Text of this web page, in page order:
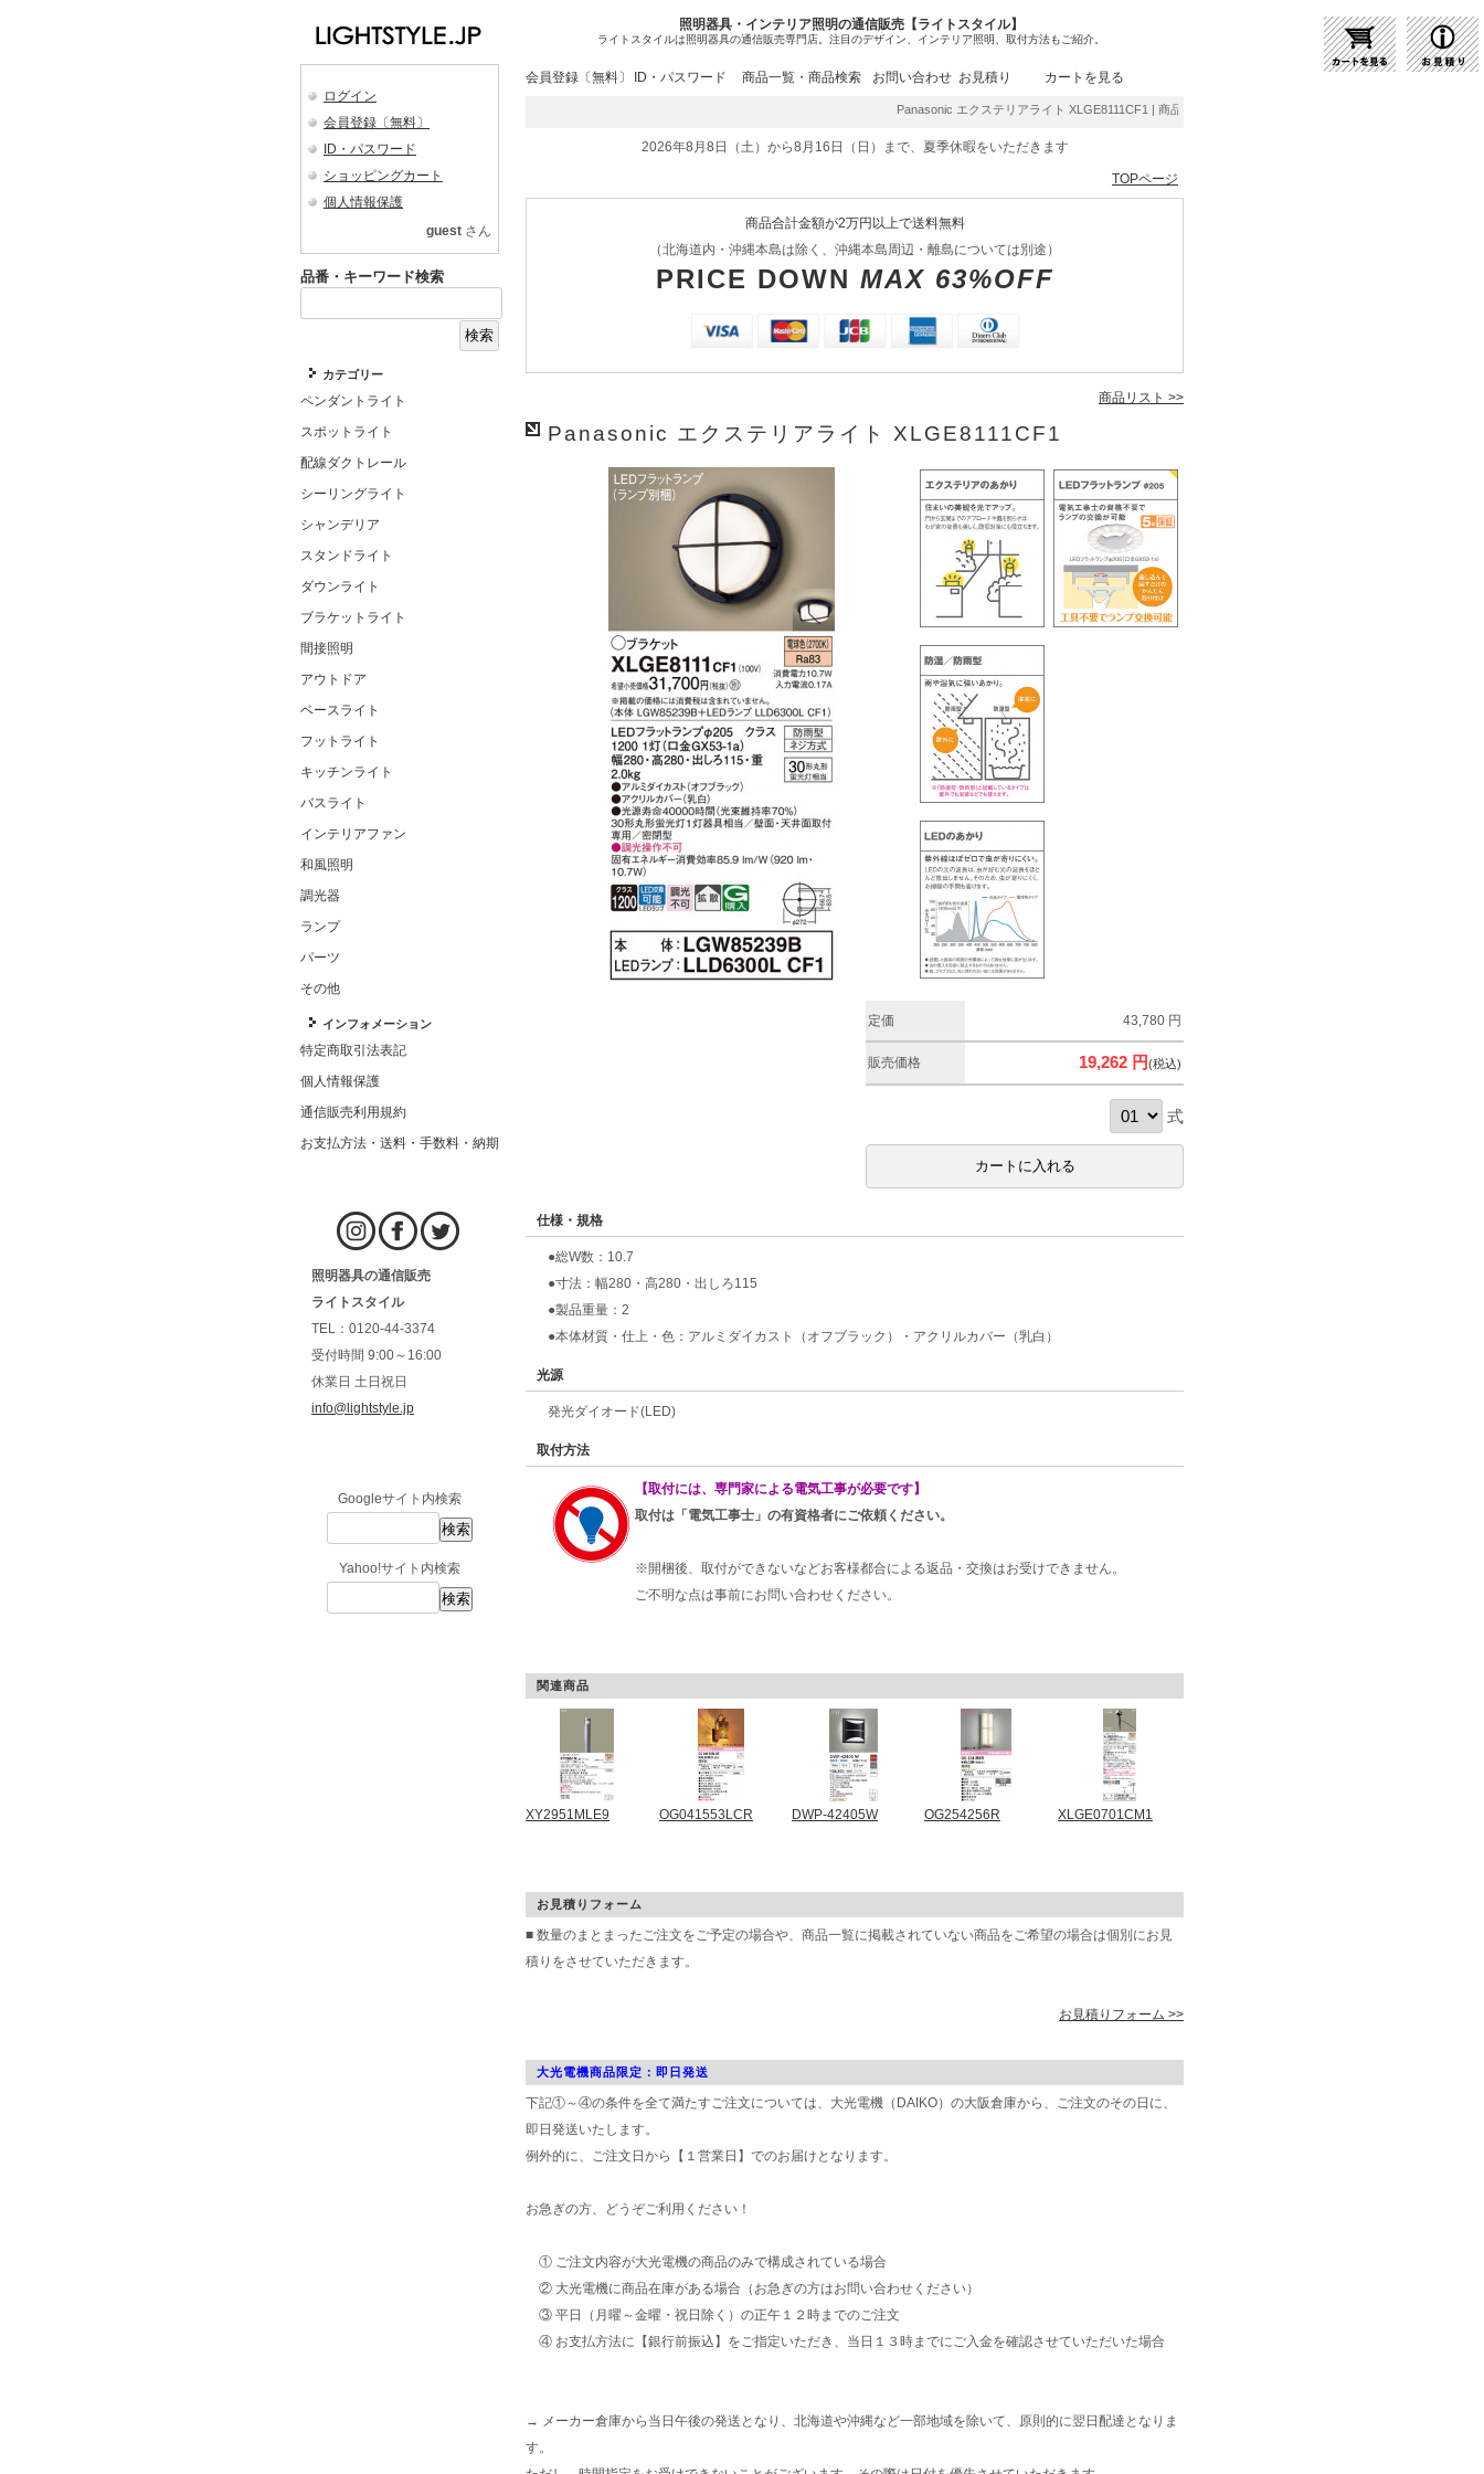
照明器具・インテリア照明の通信販売【ライトスタイル】
ライトスタイルは照明器具の通信販売専門店。注目のデザイン、インテリア照明、取付方法もご紹介。
ログイン
会員登録〔無料〕
ID・パスワード
ショッピングカート
個人情報保護
guest さん
品番・キーワード検索
カテゴリー
ペンダントライト
スポットライト
配線ダクトレール
シーリングライト
シャンデリア
スタンドライト
ダウンライト
ブラケットライト
間接照明
アウトドア
ベースライト
フットライト
キッチンライト
バスライト
インテリアファン
和風照明
調光器
ランプ
パーツ
その他
インフォメーション
特定商取引法表記
個人情報保護
通信販売利用規約
お支払方法・送料・手数料・納期
照明器具の通信販売
ライトスタイル
TEL：0120-44-3374
受付時間 9:00～16:00
休業日 土日祝日
info@lightstyle.jp
Googleサイト内検索
Yahoo!サイト内検索
会員登録〔無料〕 ID・パスワード 商品一覧・商品検索 お問い合わせ お見積り カートを見る
Panasonic エクステリアライト XLGE8111CF1 | 商品紹介 | 照明器具の通販・インテリア照明の通信販売【ライ
2026年8月8日（土）から8月16日（日）まで、夏季休暇をいただきます
TOPページ
商品合計金額が2万円以上で送料無料
（北海道内・沖縄本島は除く、沖縄本島周辺・離島については別途）
PRICE DOWN MAX 63%OFF
商品リスト >>
Panasonic エクステリアライト XLGE8111CF1
定価 43,780 円
販売価格 19,262 円(税込)
式
仕様・規格
●総W数：10.7
●寸法：幅280・高280・出しろ115
●製品重量：2
●本体材質・仕上・色：アルミダイカスト（オフブラック）・アクリルカバー（乳白）
光源
発光ダイオード(LED)
取付方法
【取付には、専門家による電気工事が必要です】
取付は「電気工事士」の有資格者にご依頼ください。
※開梱後、取付ができないなどお客様都合による返品・交換はお受けできません。
ご不明な点は事前にお問い合わせください。
関連商品
XY2951MLE9 OG041553LCR DWP-42405W OG254256R XLGE0701CM1
お見積りフォーム
■ 数量のまとまったご注文をご予定の場合や、商品一覧に掲載されていない商品をご希望の場合は個別にお見
積りをさせていただきます。
お見積りフォーム >>
大光電機商品限定：即日発送
下記①～④の条件を全て満たすご注文については、大光電機（DAIKO）の大阪倉庫から、ご注文のその日に、
即日発送いたします。
例外的に、ご注文日から【１営業日】でのお届けとなります。
お急ぎの方、どうぞご利用ください！
① ご注文内容が大光電機の商品のみで構成されている場合
② 大光電機に商品在庫がある場合（お急ぎの方はお問い合わせください）
③ 平日（月曜～金曜・祝日除く）の正午１２時までのご注文
④ お支払方法に【銀行前振込】をご指定いただき、当日１３時までにご入金を確認させていただいた場合
→ メーカー倉庫から当日午後の発送となり、北海道や沖縄など一部地域を除いて、原則的に翌日配達となりま
す。